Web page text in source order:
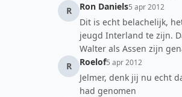
R
Ron Daniels5 apr 2012
Dit is echt belachelijk,
jeugd Interland te zijn.
Walter als Assen zijn
R
Roelof5 apr 2012
Jelmer, denk jij nu echt
had genomen